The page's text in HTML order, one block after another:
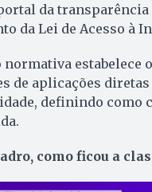
da transparência
da Lei de Acesso à
normativa estabelece
de aplicações diretas
definindo como
como ficou a